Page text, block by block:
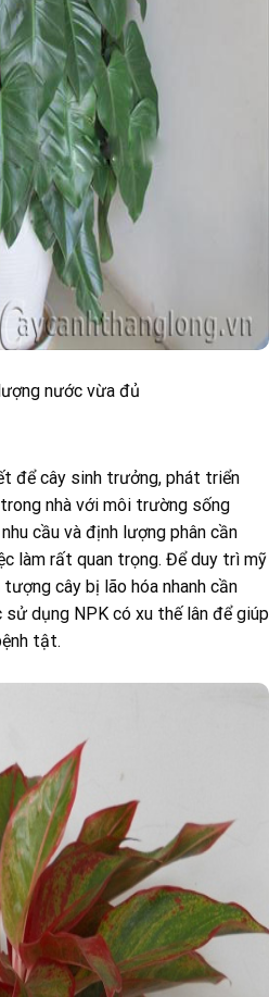
nước vừa đủ
để cây sinh trưởng, phát triển
nhà với môi trường sống
cầu và định lượng phân cần
làm rất quan trọng. Để duy trì mỹ
cây bị lão hóa nhanh cần
dụng NPK có xu thế lân để giúp
tật.